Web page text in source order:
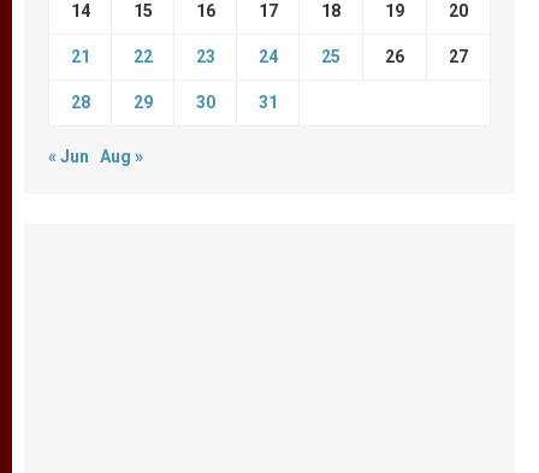
14 15 16 17 18 19 20
21 22 23 24 25 26 27
28 29 30 31
« Jun Aug »